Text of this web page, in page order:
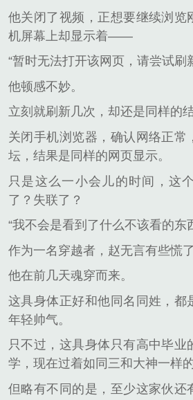
他关闭了视频，正想要继续浏览
机屏幕上却显示着——
“暂时无法打开该网页，请尝试刷
他顿感不妙。
立刻就刷新几次，却还是同样的结
关闭手机浏览器，确认网络正常
坛，结果是同样的网页显示。
只是这么一小会儿的时间，这
了？失联了？
“我不会是看到了什么不该看的东
作为一名穿越者，赵无言有些慌了
他在前几天魂穿而来。
这具身体正好和他同名同姓，都
年轻帅气。
只不过，这具身体只有高中毕业
学，现在过着如同三和大神一样
但略有不同的是，至少这家伙还